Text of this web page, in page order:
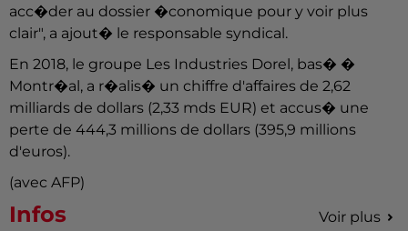
acc�der au dossier �conomique pour y voir plus
clair", a ajout� le responsable syndical.
En 2018, le groupe Les Industries Dorel, bas� �
Montr�al, a r�alis� un chiffre d'affaires de 2,62
milliards de dollars (2,33 mds EUR) et accus� une
perte de 444,3 millions de dollars (395,9 millions
d'euros).
(avec AFP)
Infos Voir plus